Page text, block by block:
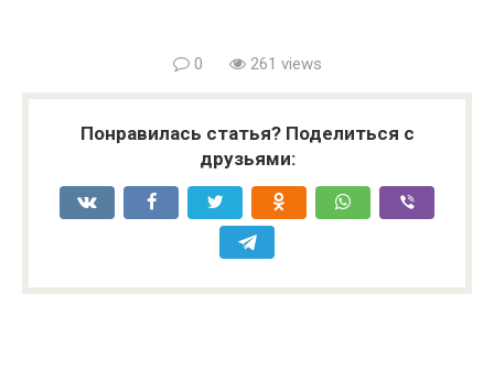
0 261 views
Понравилась статья? Поделиться с
друзьями: